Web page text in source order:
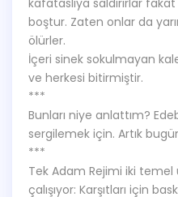
kafataslıya saldırırlar
boştur. Zaten onlar da
ölürler.
İçeri sinek sokulmayan
ve herkesi bitirmiştir.
***
Bunları niye anlattım?
sergilemek için. Artık
***
Tek Adam Rejimi iki
çalışıyor: Karşıtları için